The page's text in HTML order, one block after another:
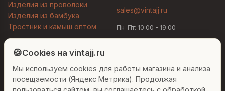
Изделия из проволоки
Изделия из бамбука
Тростник и камыш оптом
sales@vintajj.ru
Пн-Пт: 10:00 - 19:00
© 2026 Vintajj. Все права защищены.
Договор оферты
Политика конфиденциальности
Согласие на обработку ПДн
Настройки cookies
🍪Cookies на vintajj.ru
Мы используем cookies для работы магазина и анализа
посещаемости (Яндекс Метрика). Продолжая
Людмила
Привет! Я Людмила, ваш персональный
консультант по декору. Чем могу помочь?